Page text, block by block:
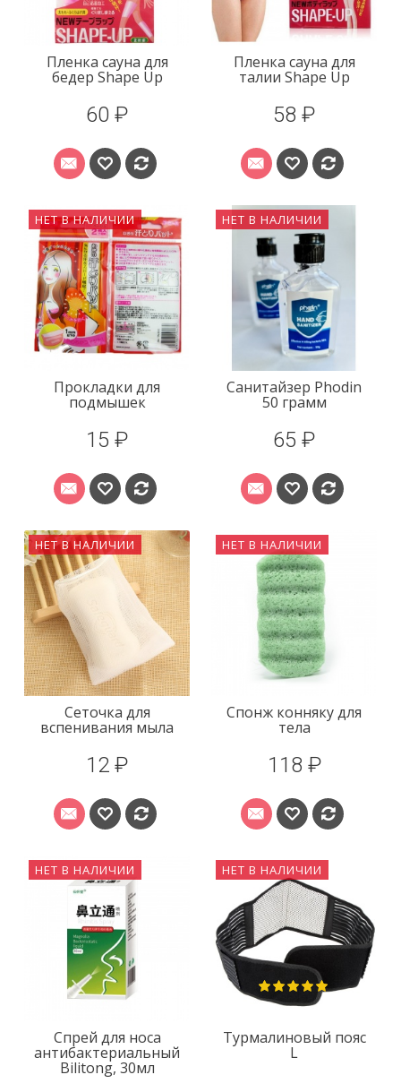
Пленка сауна для
бедер Shape Up
60 ₽
Пленка сауна для
талии Shape Up
58 ₽
НЕТ В НАЛИЧИИ
Прокладки для
подмышек
15 ₽
НЕТ В НАЛИЧИИ
Санитайзер Phodin
50 грамм
65 ₽
НЕТ В НАЛИЧИИ
Сеточка для
вспенивания мыла
12 ₽
НЕТ В НАЛИЧИИ
Спонж конняку для
тела
118 ₽
НЕТ В НАЛИЧИИ
Спрей для носа
антибактериальный
Bilitong, 30мл
НЕТ В НАЛИЧИИ
Турмалиновый пояс
L